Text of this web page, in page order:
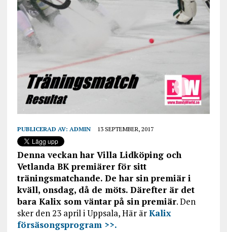
PUBLICERAD AV: ADMIN 13 SEPTEMBER, 2017
Denna veckan har Villa Lidköping och
Vetlanda BK premiärer för sitt
träningsmatchande. De har sin premiär i
kväll, onsdag, då de möts. Därefter är det
bara Kalix som väntar på sin premiär. Den
sker den 23 april i Uppsala, Här ärKalix
försäsongsprogram >>.